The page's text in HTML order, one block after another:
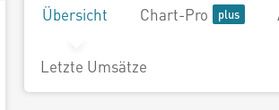
Übersicht Chart-Pro
Letzte Umsätze